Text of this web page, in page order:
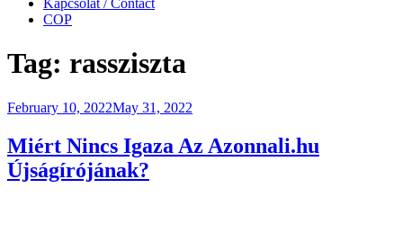
Kapcsolat / Contact
COP
Tag: rassziszta
Posted
February 10, 2022May 31, 2022
Miért Nincs Igaza Az Azonnali.hu
Újságírójának?